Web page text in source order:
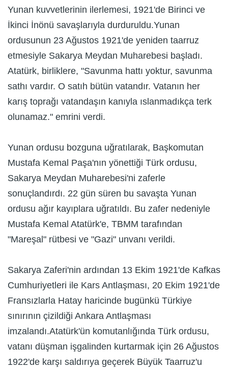
Yunan kuvvetlerinin ilerlemesi, 1921'de Birinci ve
İkinci İnönü savaşlarıyla durduruldu.Yunan
ordusunun 23 Ağustos 1921'de yeniden taarruz
etmesiyle Sakarya Meydan Muharebesi başladı.
Atatürk, birliklere, "Savunma hattı yoktur, savunma
sathı vardır. O satıh bütün vatandır. Vatanın her
karış toprağı vatandaşın kanıyla ıslanmadıkça terk
olunamaz." emrini verdi.
Yunan ordusu bozguna uğratılarak, Başkomutan
Mustafa Kemal Paşa'nın yönettiği Türk ordusu,
Sakarya Meydan Muharebesi'ni zaferle
sonuçlandırdı. 22 gün süren bu savaşta Yunan
ordusu ağır kayıplara uğratıldı. Bu zafer nedeniyle
Mustafa Kemal Atatürk'e, TBMM tarafından
"Mareşal" rütbesi ve "Gazi" unvanı verildi.
Sakarya Zaferi'nin ardından 13 Ekim 1921'de Kafkas
Cumhuriyetleri ile Kars Antlaşması, 20 Ekim 1921'de
Fransızlarla Hatay haricinde bugünkü Türkiye
sınırının çizildiği Ankara Antlaşması
imzalandı.Atatürk'ün komutanlığında Türk ordusu,
vatanı düşman işgalinden kurtarmak için 26 Ağustos
1922'de karşı saldırıya geçerek Büyük Taarruz'u